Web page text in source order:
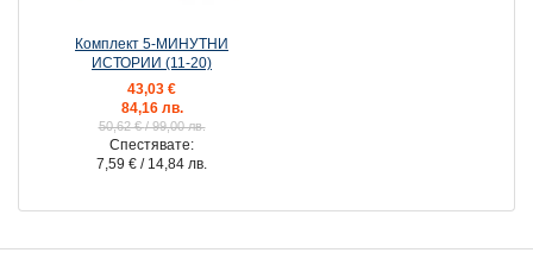
Комплект 5-МИНУТНИ
ИСТОРИИ (11-20)
43,03 €
84,16 лв.
50,62 €/ 99,00 лв.
Спестявате:
7,59 € / 14,84 лв.